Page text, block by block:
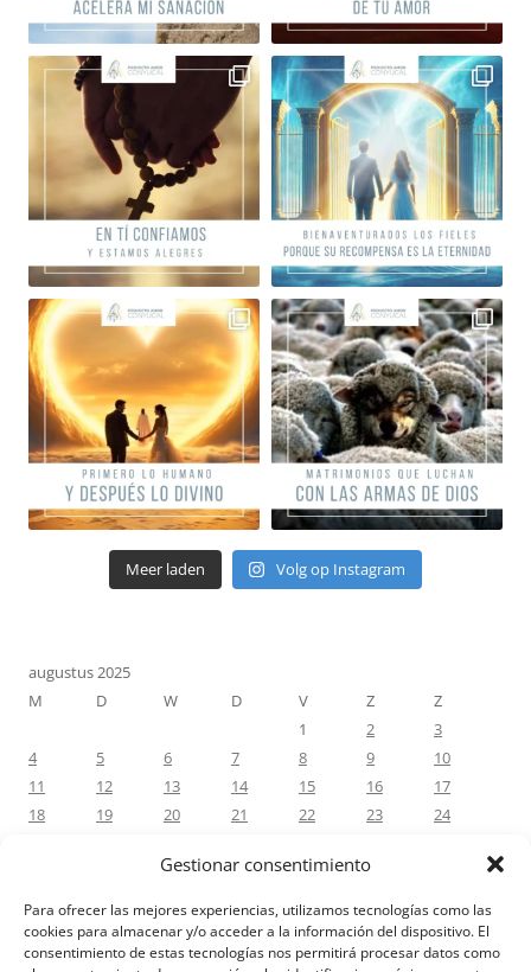
Gestionar consentimiento
Para ofrecer las mejores experiencias, utilizamos tecnologías como las
cookies para almacenar y/o acceder a la información del dispositivo. El
consentimiento de estas tecnologías nos permitirá procesar datos como
Meer laden Volg op Instagram
augustus 2025
M
D W D V Z
Z
1
2
3
4
5 6 7 8 9
10
11
12 13 14 15 16
17
18
19 20 21 22 23
24
RECENTE REACTIES